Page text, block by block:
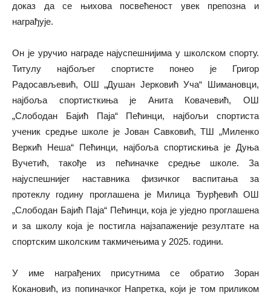
доказ да се њихова посвећеност увек препозна и
награђује.
Он је уручио награде најуспешнијима у школском спорту.
Титулу најбољег спортисте понео је Григор
Радосављевић, ОШ „Душан Јерковић Уча“ Шимановци,
најбоља спортисткиња је Анита Ковачевић, ОШ
„Слободан Бајић Паја“ Пећинци, најбољи спортиста
ученик средње школе је Јован Савковић, ТШ „Миленко
Веркић Неша“ Пећинци, најбоља спортискиња је Дуња
Вучетић, такође из пећиначке средње школе. За
најуспешнијег наставника физичког васпитања за
протеклу годину проглашена је Милица Ђурђевић ОШ
„Слободан Бајић Паја“ Пећинци, која је уједно проглашена
и за школу која је постигла најзапаженије резултате на
спортским школским такмичењима у 2025. години.
У име награђених присутнима се обратио Зоран
Кокановић, из попиначког Напретка, који је том приликом